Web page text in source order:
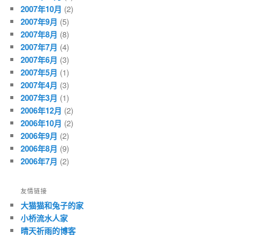
2007年10月 (2)
2007年9月 (5)
2007年8月 (8)
2007年7月 (4)
2007年6月 (3)
2007年5月 (1)
2007年4月 (3)
2007年3月 (1)
2006年12月 (2)
2006年10月 (2)
2006年9月 (2)
2006年8月 (9)
2006年7月 (2)
友情链接
大猫猫和兔子的家
小桥流水人家
晴天祈雨的博客